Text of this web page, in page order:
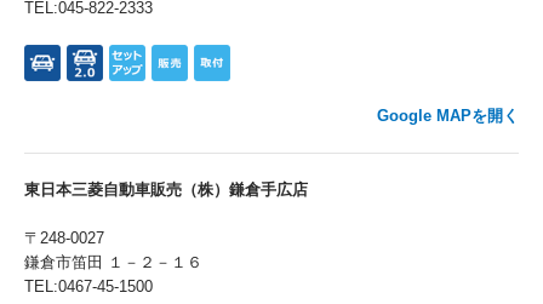
TEL:045-822-2333
Google MAPを開く
東日本三菱自動車販売（株）鎌倉手広店
〒248-0027
鎌倉市笛田 １－２－１６
TEL:0467-45-1500